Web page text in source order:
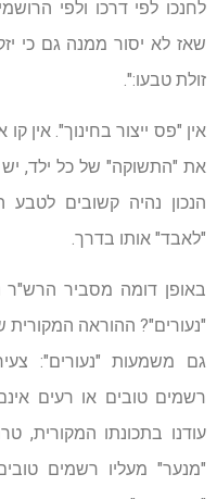
לחנכו לפי דרכו ולפי
שאז לא יסור ממנה גם כי
זולת טבעו:".
אין "פס ייצור בחינוך". אין
את "התשוקה" של כל ילד,
הנכון נהיה קשובים לטבע
"לאבד" אותו בדרך.
באופן דומה מסביר
"נעורים"? ההוראה המקורית
גם משמעות "נעורים":
רשמים טובים או רעים
עודנו בתכונתו המקורית,
"מנער" מעליו רשמים